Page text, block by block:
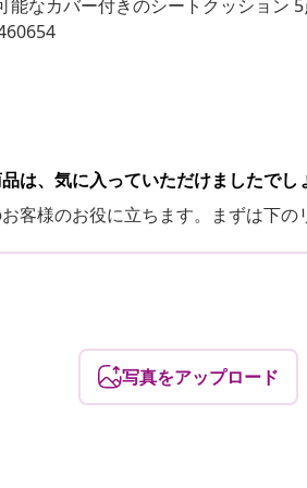
能なカバー付きのシートクッション
は、気に入っていただけましたで
客様のお役に立ちます。まずは下
写真をアップロード